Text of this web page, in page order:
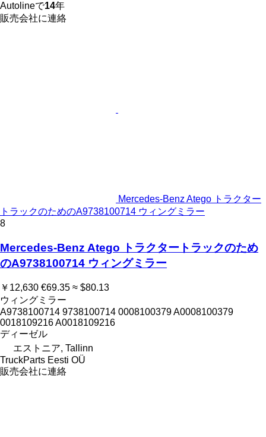
Autolineで14年
販売会社に連絡
Mercedes-Benz Atego トラクター
トラックのためのA9738100714 ウィングミラー
8
Mercedes-Benz Atego トラクタートラックのため
のA9738100714 ウィングミラー
￥12,630 €69.35 ≈ $80.13
ウィングミラー
A9738100714 9738100714 0008100379 A0008100379
0018109216 A0018109216
ディーゼル
エストニア, Tallinn
TruckParts Eesti OÜ
販売会社に連絡